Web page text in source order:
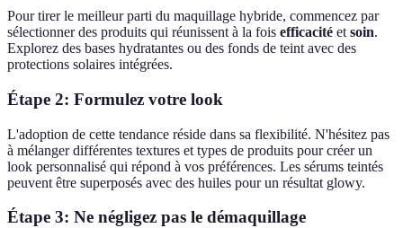
Pour tirer le meilleur parti du maquillage hybride, commencez par
sélectionner des produits qui réunissent à la fois efficacité et soin.
Explorez des bases hydratantes ou des fonds de teint avec des
protections solaires intégrées.
Étape 2: Formulez votre look
L'adoption de cette tendance réside dans sa flexibilité. N'hésitez pas
à mélanger différentes textures et types de produits pour créer un
look personnalisé qui répond à vos préférences. Les sérums teintés
peuvent être superposés avec des huiles pour un résultat glowy.
Étape 3: Ne négligez pas le démaquillage